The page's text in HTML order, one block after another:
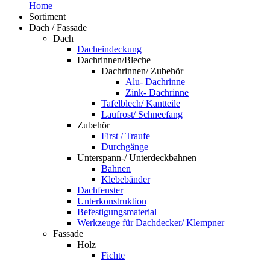
Home
Sortiment
Dach / Fassade
Dach
Dacheindeckung
Dachrinnen/Bleche
Dachrinnen/ Zubehör
Alu- Dachrinne
Zink- Dachrinne
Tafelblech/ Kantteile
Laufrost/ Schneefang
Zubehör
First / Traufe
Durchgänge
Unterspann-/ Unterdeckbahnen
Bahnen
Klebebänder
Dachfenster
Unterkonstruktion
Befestigungsmaterial
Werkzeuge für Dachdecker/ Klempner
Fassade
Holz
Fichte